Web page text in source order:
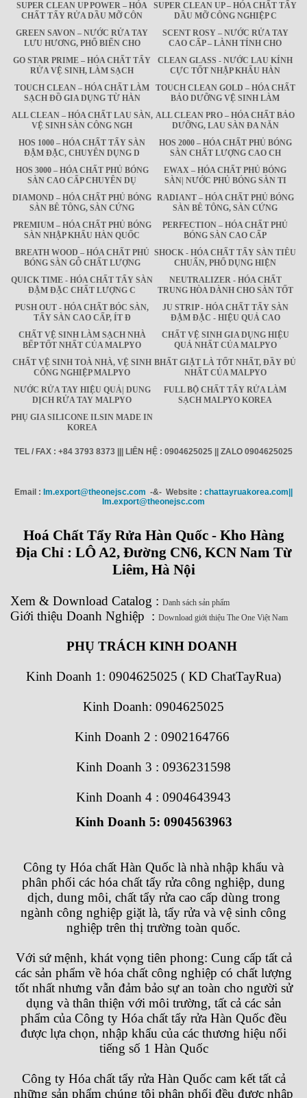
SUPER CLEAN UP POWER – HÓA
CHẤT TẨY RỬA DẦU MỠ CÔN
SUPER CLEAN UP – HÓA CHẤT TẨY
DẦU MỠ CÔNG NGHIỆP C
GREEN SAVON – NƯỚC RỬA TAY
LƯU HƯƠNG, PHỔ BIẾN CHO
SCENT ROSY – NƯỚC RỬA TAY
CAO CẤP – LÀNH TÍNH CHO
GO STAR PRIME – HÓA CHẤT TẨY
RỬA VỆ SINH, LÀM SẠCH
CLEAN GLASS - NƯỚC LAU KÍNH
CỰC TỐT NHẬP KHẨU HÀN
TOUCH CLEAN – HÓA CHẤT LÀM
SẠCH ĐỒ GIA DỤNG TỪ HÀN
TOUCH CLEAN GOLD – HÓA CHẤT
BẢO DƯỠNG VỆ SINH LÀM
ALL CLEAN – HÓA CHẤT LAU SÀN,
VỆ SINH SÀN CÔNG NGH
ALL CLEAN PRO – HÓA CHẤT BẢO
DƯỠNG, LAU SÀN ĐA NĂN
HOS 1000 – HÓA CHẤT TẨY SÀN
ĐẬM ĐẶC, CHUYÊN DỤNG D
HOS 2000 – HÓA CHẤT PHỦ BÓNG
SÀN CHẤT LƯỢNG CAO CH
HOS 3000 – HÓA CHẤT PHỦ BÓNG
SÀN CAO CẤP CHUYÊN DỤ
EWAX – HÓA CHẤT PHỦ BÓNG
SÀN| NƯỚC PHỦ BÓNG SÀN TI
DIAMOND – HÓA CHẤT PHỦ BÓNG
SÀN BÊ TÔNG, SÀN CỨNG
RADIANT – HÓA CHẤT PHỦ BÓNG
SÀN BÊ TÔNG, SÀN CỨNG
PREMIUM – HÓA CHẤT PHỦ BÓNG
SÀN NHẬP KHẨU HÀN QUỐC
PERFECTION – HÓA CHẤT PHỦ
BÓNG SÀN CAO CẤP
BREATH WOOD – HÓA CHẤT PHỦ
BÓNG SÀN GỖ CHẤT LƯỢNG
SHOCK - HÓA CHẤT TẨY SÀN TIÊU
CHUẨN, PHỔ DỤNG HIỆN
QUICK TIME - HÓA CHẤT TẨY SÀN
ĐẬM ĐẶC CHẤT LƯỢNG C
NEUTRALIZER - HÓA CHẤT
TRUNG HÒA DÀNH CHO SÀN TỐT
PUSH OUT - HÓA CHẤT BÓC SÀN,
TẨY SÀN CAO CẤP, ÍT Đ
JU STRIP - HÓA CHẤT TẨY SÀN
ĐẬM ĐẶC - HIỆU QUẢ CAO
CHẤT VỆ SINH LÀM SẠCH NHÀ
BẾP TỐT NHẤT CỦA MALPYO
CHẤT VỆ SINH GIA DỤNG HIỆU
QUẢ NHẤT CỦA MALPYO
CHẤT VỆ SINH TOÀ NHÀ, VỆ SINH
CÔNG NGHIỆP MALPYO
BHẤT GIẶT LÀ TỐT NHẤT, ĐẦY ĐỦ
NHẤT CỦA MALPYO
NƯỚC RỬA TAY HIỆU QUẢ| DUNG
DỊCH RỬA TAY MALPYO
FULL BỘ CHẤT TẨY RỬA LÀM
SẠCH MALPYO KOREA
PHỤ GIA SILICONE ILSIN MADE IN
KOREA
TEL / FAX : +84 3793 8373 ||| LIÊN HỆ : 0904625025 || ZALO 0904625025
Email : Im.export@theonejsc.com -&- Website : chattayruakorea.com||
Im.export@theonejsc.com
Hoá Chất Tẩy Rửa Hàn Quốc - Kho Hàng
Địa Chỉ : LÔ A2, Đường CN6, KCN Nam Từ
Liêm, Hà Nội
Xem & Download Catalog : Danh sách sản phẩm
Giới thiệu Doanh Nghiệp : Download giới thiệu The One Việt Nam
PHỤ TRÁCH KINH DOANH
Kinh Doanh 1: 0904625025 ( KD ChatTayRua)
Kinh Doanh: 0904625025
Kinh Doanh 2 : 0902164766
Kinh Doanh 3 : 0936231598
Kinh Doanh 4 : 0904643943
Kinh Doanh 5: 0904563963
Công ty Hóa chất Hàn Quốc là nhà nhập khẩu và
phân phối các hóa chất tẩy rửa công nghiệp, dung
dịch, dung môi, chất tẩy rửa cao cấp dùng trong
ngành công nghiệp giặt là, tẩy rửa và vệ sinh công
nghiệp trên thị trường toàn quốc.
Với sứ mệnh, khát vọng tiên phong: Cung cấp tất cả
các sản phẩm về hóa chất công nghiệp có chất lượng
tốt nhất nhưng vẫn đảm bảo sự an toàn cho người sử
dụng và thân thiện với môi trường, tất cả các sản
phẩm của Công ty Hóa chất tẩy rửa Hàn Quốcđều
được lựa chọn, nhập khẩu của các thương hiệu nổi
tiếng số 1 Hàn Quốc
Công ty Hóa chất tẩy rửa Hàn Quốccam kết tất cả
những sản phẩm chúng tôi phân phối đều được nhập